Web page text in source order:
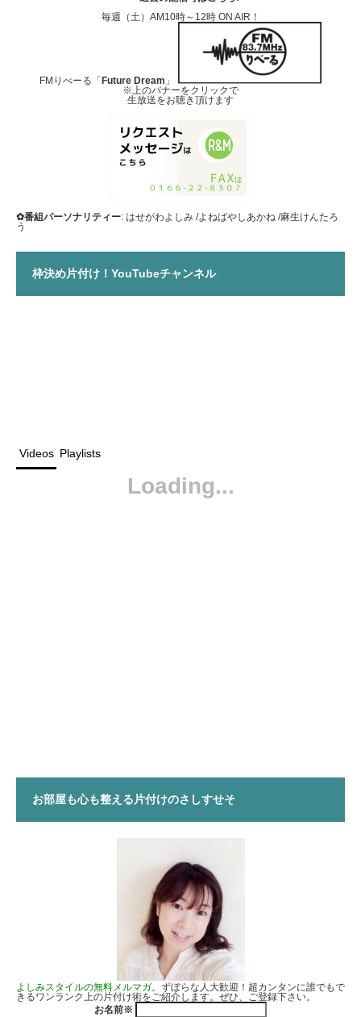
毎週（土）AM10時～12時 ON AIR！
FMりべーる「 Future Dream 」
※上のバナーをクリックで
生放送をお聴き頂けます
✿番組パーソナリティー: はせがわよしみ /よねばやしあかね /麻生けんたろ
う
枠決め片付け！YouTubeチャンネル
Videos Playlists
お部屋も心も整える片付けのさしすせそ
よしみスタイルの無料メルマガ。 ずぼらな人大歓迎！超カンタンに誰でもで
きるワンランク上の片付け術をご紹介します。ぜひ、ご登録下さい。
お名前※